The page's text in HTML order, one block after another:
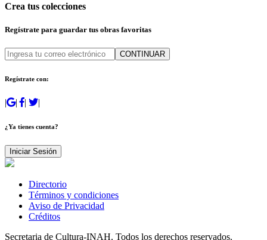
Crea tus colecciones
Regístrate para guardar tus obras favoritas
CONTINUAR
Regístrate con:
| | | |
¿Ya tienes cuenta?
Iniciar Sesión
Directorio
Términos y condiciones
Aviso de Privacidad
Créditos
Secretaria de Cultura-INAH. Todos los derechos reservados.